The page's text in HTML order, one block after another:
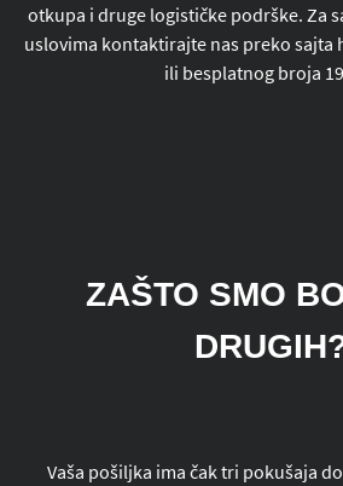
otkupa i druge logističke podrške. Za
uslovima kontaktirajte nas preko
ili besplatnog broja
ZAŠTO SMO
Vaša pošiljka ima čak tri pokušaja